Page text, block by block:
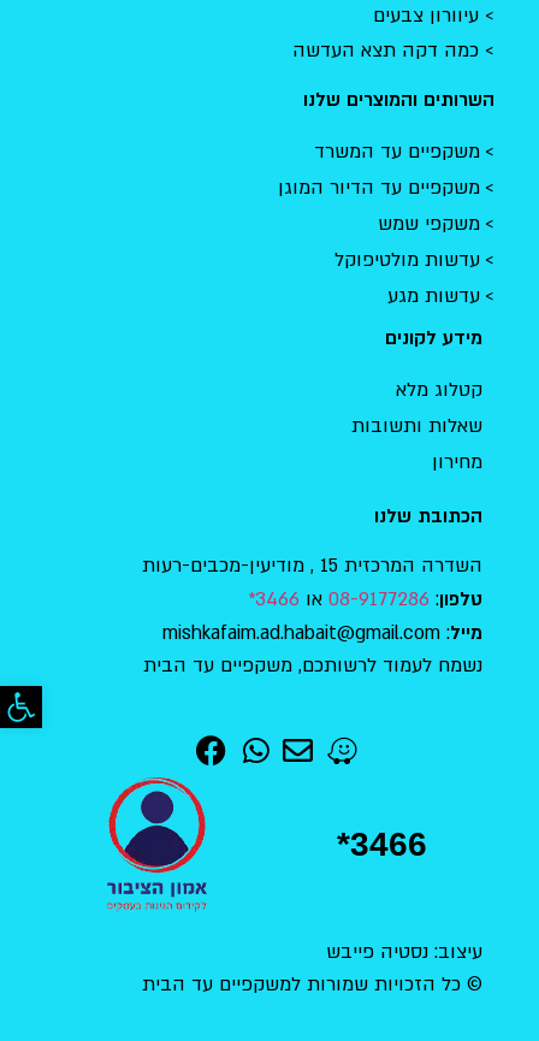
עיוורון צבעים
כמה דקה תצא העדשה
השרותים והמוצרים שלנו
משקפיים עד המשרד
משקפיים עד הדיור המוגן
משקפי שמש
עדשות מולטיפוקל
עדשות מגע
מידע לקונים
קטלוג מלא
שאלות ותשובות
מחירון
הכתובת שלנו
השדרה המרכזית 15 , מודיעין-מכבים-רעות
טלפון:
08-9177286 או 3466*
מייל: mishkafaim.ad.habait@gmail.com
נשמח לעמוד לרשותכם, משקפיים עד הבית
*3466
עיצוב: נסטיה פייבש
© כל הזכויות שמורות למשקפיים עד הבית
פתח